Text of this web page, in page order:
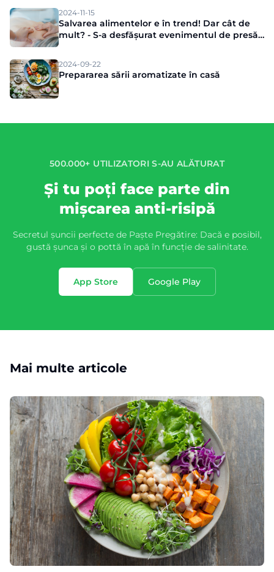
2024-11-15
Salvarea alimentelor e în trend! Dar cât de
mult? - S-a desfășurat evenimentul de presă
2024-09-22
Prepararea sării aromatizate în casă
500.000+ UTILIZATORI S-AU ALĂTURAT
Și tu poți face parte din
mișcarea anti-risipă
Secretul șuncii perfecte de Paște Pregătire: Dacă e posibil,
gustă șunca și o pottă în apă în funcție de salinitate.
App Store Google Play
Mai multe articole